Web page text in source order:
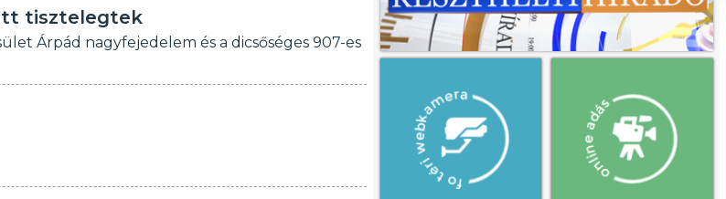
tisztelegtek
Árpád nagyfejedelem és a dicsőséges 907-es